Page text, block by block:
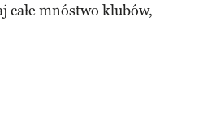
całe mnóstwo klubów,